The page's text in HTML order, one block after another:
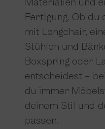
Materialien und
Fertigung. Ob du
mit Longchair,
Stühlen und
Boxspring oder
entscheidest –
du immer
deinem Stil und
passen.